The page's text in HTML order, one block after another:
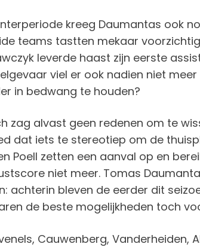
kreeg Daumantas ook
teams tastten mekaar
leverde haast zijn eerste
viel er ook nadien niet
in bedwang te houden?
zag alvast geen redenen om te
dat iets te stereotiep om de
Poell zetten een aanval op en
niet meer. Tomas
achterin bleven de eerder dit
de beste mogelijkheden toch
Cauwenberg, Vanderheiden,